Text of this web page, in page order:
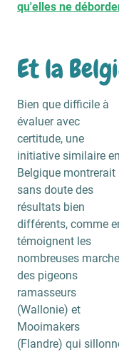
qu'elles ne
Et la
Bien que difficile à
évaluer avec
certitude, une
initiative similaire en
Belgique montrerait
sans doute des
résultats bien
différents, comme
témoignent les
nombreuses
des pigeons
ramasseurs
(Wallonie) et
Mooimakers
(Flandre) qui